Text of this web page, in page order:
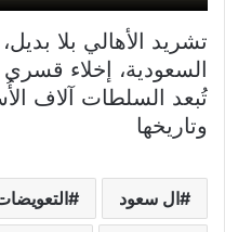
تشريد الأهالي بلا
السعودية، إخلاء
تُبعد السلطات آلاف
وتاريخها
ال سعود